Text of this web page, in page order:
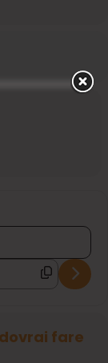
ROTONDO
-
dovrai fare